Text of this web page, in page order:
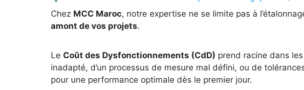
Chez MCC Maroc, notre expertise ne se limite pas à
amont de vos projets.
Le Coût des Dysfonctionnements (CdD) prend racine dans
inadapté, d’un processus de mesure mal défini, ou de
pour une performance optimale dès le premier jour.